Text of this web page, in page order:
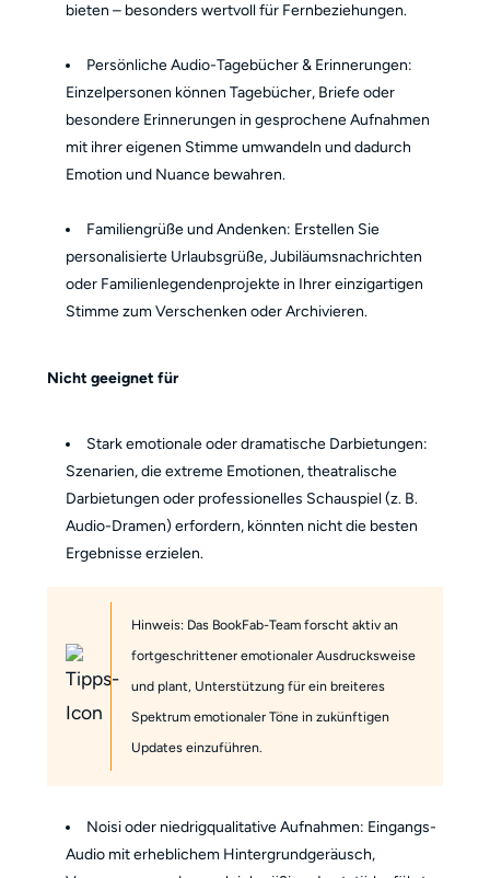
bieten – besonders wertvoll für Fernbeziehungen.
Persönliche Audio-Tagebücher & Erinnerungen:
Einzelpersonen können Tagebücher, Briefe oder
besondere Erinnerungen in gesprochene Aufnahmen
mit ihrer eigenen Stimme umwandeln und dadurch
Emotion und Nuance bewahren.
Familiengrüße und Andenken: Erstellen Sie
personalisierte Urlaubsgrüße, Jubiläumsnachrichten
oder Familienlegendenprojekte in Ihrer einzigartigen
Stimme zum Verschenken oder Archivieren.
Nicht geeignet für
Stark emotionale oder dramatische Darbietungen:
Szenarien, die extreme Emotionen, theatralische
Darbietungen oder professionelles Schauspiel (z. B.
Audio-Dramen) erfordern, könnten nicht die besten
Ergebnisse erzielen.
Hinweis: Das BookFab-Team forscht aktiv an
fortgeschrittener emotionaler Ausdrucksweise
und plant, Unterstützung für ein breiteres
Spektrum emotionaler Töne in zukünftigen
Updates einzuführen.
Noisi oder niedrigqualitative Aufnahmen: Eingangs-
Audio mit erheblichem Hintergrundgeräusch,